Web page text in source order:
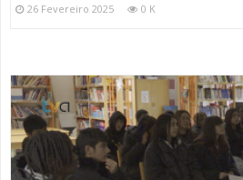
26 Fevereiro 2025 0 K